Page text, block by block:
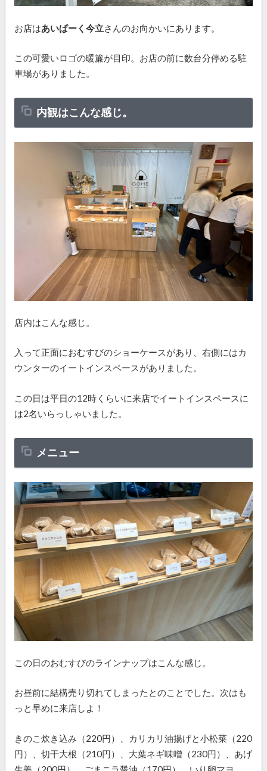
お店はあいぱーく今立さんのお向かいにあります。
この可愛いロゴの暖簾が目印。お店の前に数台分停める駐
車場がありました。
内観はこんな感じ。
店内はこんな感じ。
入って正面におむすびのショーケースがあり、右側にはカ
ウンターのイートインスペースがありました。
この日は平日の12時くらいに来店でイートインスペースに
は2名いらっしゃいました。
メニュー
この日のおむすびのラインナップはこんな感じ。
お昼前に結構売り切れてしまったとのことでした。次はも
っと早めに来店しよ！
きのこ炊き込み（220円）、カリカリ油揚げと小松菜（220
円）、切干大根（210円）、大葉ネギ味噌（230円）、あげ